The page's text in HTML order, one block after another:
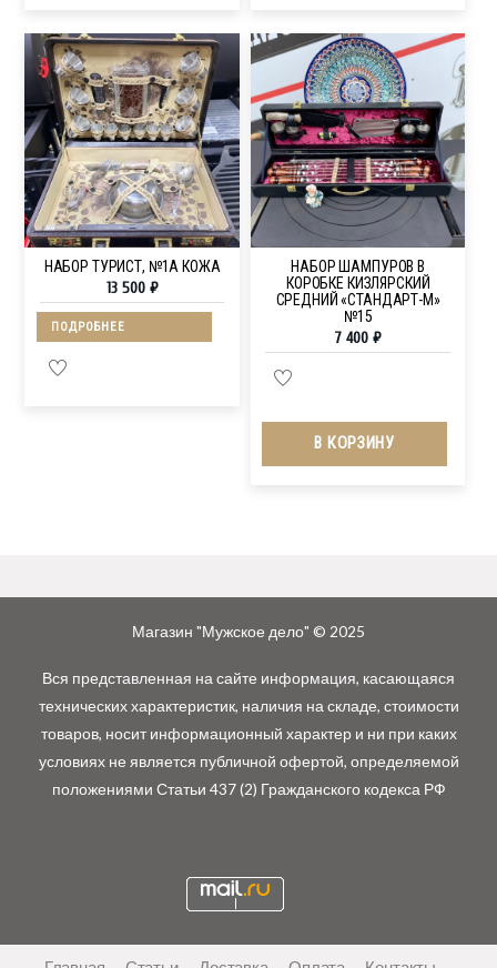
НАБОР ТУРИСТ, №1А КОЖА
13 500 ₽
ПОДРОБНЕЕ
НАБОР ШАМПУРОВ В
КОРОБКЕ КИЗЛЯРСКИЙ
СРЕДНИЙ «СТАНДАРТ-M»
№15
7 400 ₽
В КОРЗИНУ
Магазин "Мужское дело" © 2025
Вся представленная на сайте информация, касающаяся
технических характеристик, наличия на складе, стоимости
товаров, носит информационный характер и ни при каких
условиях не является публичной офертой, определяемой
положениями Статьи 437 (2) Гражданского кодекса РФ